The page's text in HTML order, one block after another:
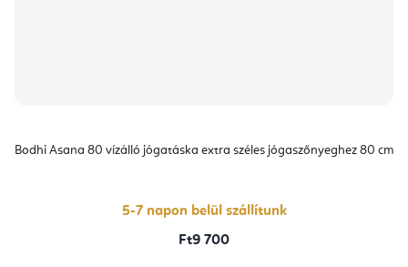
Bodhi Asana 80 vízálló jógatáska extra széles jógaszőnyeghez 80 cm
5-7 napon belül szállítunk
Ft9 700